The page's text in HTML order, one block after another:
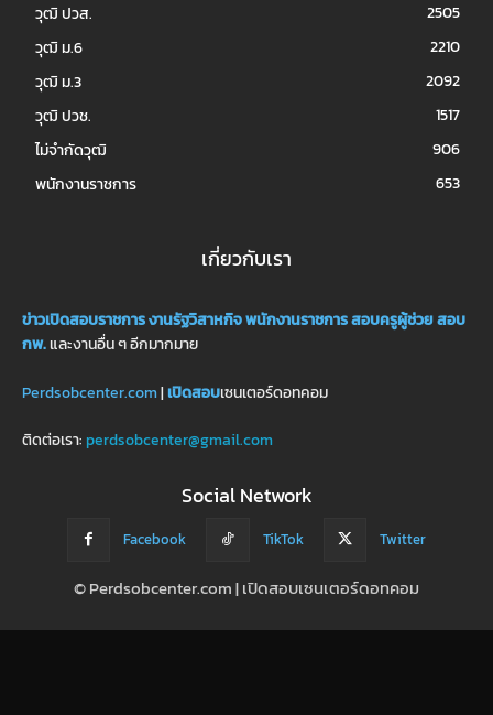
วุฒิ ปวส.
2505
วุฒิ ม.6
2210
วุฒิ ม.3
2092
วุฒิ ปวช.
1517
ไม่จำกัดวุฒิ
906
พนักงานราชการ
653
เกี่ยวกับเรา
ข่าวเปิดสอบราชการงานรัฐวิสาหกิจพนักงานราชการสอบครูผู้ช่วยสอบ
กพ.และงานอื่น ๆ อีกมากมาย
Perdsobcenter.com|เปิดสอบเซนเตอร์ดอทคอม
ติดต่อเรา: perdsobcenter@gmail.com
Social Network
Facebook TikTok Twitter
© Perdsobcenter.com | เปิดสอบเซนเตอร์ดอทคอม